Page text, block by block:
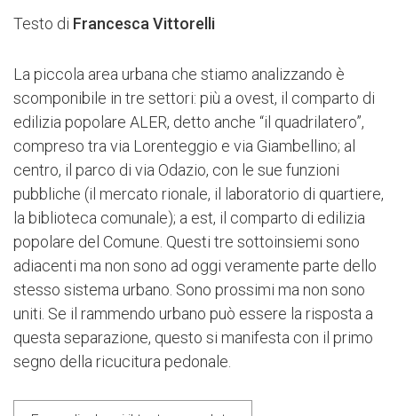
Alberto Straci e Chiara Valli, tutti professionisti under
Ermentini, con competenze individuali che spaziavano
dalla pianificazione territoriale al restauro
dell’architettura moderna. Il progetto sviluppato nel
2015 ha riguardato il Giambellino, nella periferia sud-
ovest di Milano, un quartiere popolare costruito alla
fine degli anni trenta: questo progetto può diventare
un caso studio interessante per altri quartieri similari e
offrire linee guida e buone pratiche di intervento da
esportare in altri contesti urbani.
Espandi e leggi il testo completo
Testo di Francesca Vittorelli
La piccola area urbana che stiamo analizzando è
scomponibile in tre settori: più a ovest, il comparto di
edilizia popolare ALER, detto anche “il quadrilatero”,
compreso tra via Lorenteggio e via Giambellino; al
centro, il parco di via Odazio, con le sue funzioni
pubbliche (il mercato rionale, il laboratorio di quartiere,
la biblioteca comunale); a est, il comparto di edilizia
popolare del Comune. Questi tre sottoinsiemi sono
adiacenti ma non sono ad oggi veramente parte dello
stesso sistema urbano. Sono prossimi ma non sono
uniti. Se il rammendo urbano può essere la risposta a
questa separazione, questo si manifesta con il primo
segno della ricucitura pedonale.